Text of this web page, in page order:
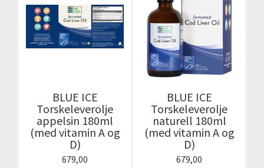
BLUE ICE
Torskeleverolje
appelsin 180ml
(med vitamin A og
D)
679,00
BLUE ICE
Torskeleverolje
naturell 180ml
(med vitamin A og
D)
679,00